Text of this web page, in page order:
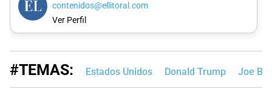
contenidos@ellitoral.com
Ver Perfil
#TEMAS: Estados Unidos Donald Trump Joe